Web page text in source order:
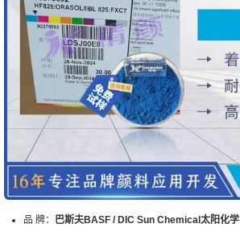
品 牌： 巴斯夫BASF / DIC Sun Chemical太阳化学